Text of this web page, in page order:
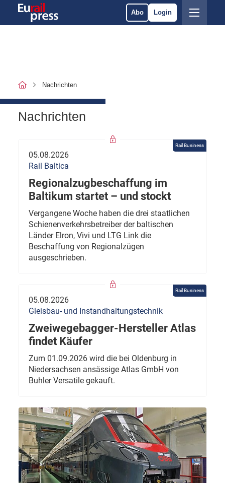
Abo Login
Nachrichten
Nachrichten
Rail Business
05.08.2026
Rail Baltica
Regionalzugbeschaffung im
Baltikum startet – und stockt
Vergangene Woche haben die drei staatlichen
Schienenverkehrsbetreiber der baltischen
Länder Elron, Vivi und LTG Link die
Beschaffung von Regionalzügen
ausgeschrieben.
Rail Business
05.08.2026
Gleisbau- und Instandhaltungstechnik
Zweiwegebagger-Hersteller Atlas
findet Käufer
Zum 01.09.2026 wird die bei Oldenburg in
Niedersachsen ansässige Atlas GmbH von
Buhler Versatile gekauft.